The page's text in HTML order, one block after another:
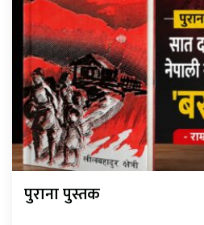
पुराना पुस्तक